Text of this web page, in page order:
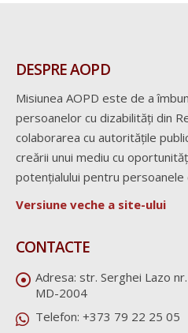
DESPRE AOPD
Misiunea AOPD este de a
persoanelor cu dizabilități din
colaborarea cu autoritățile
creării unui mediu cu
potențialului pentru persoanele
Versiune veche a site-ului
CONTACTE
Adresa: str. Serghei Lazo
MD-2004
Telefon: +373 79 22 25 05